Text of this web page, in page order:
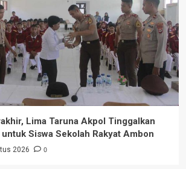
Lima Taruna Akpol Tinggalkan
Siswa Sekolah Rakyat Ambon
2026 0